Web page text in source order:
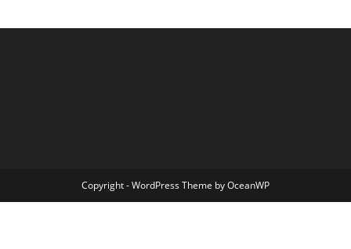
Copyright - WordPress Theme by OceanWP